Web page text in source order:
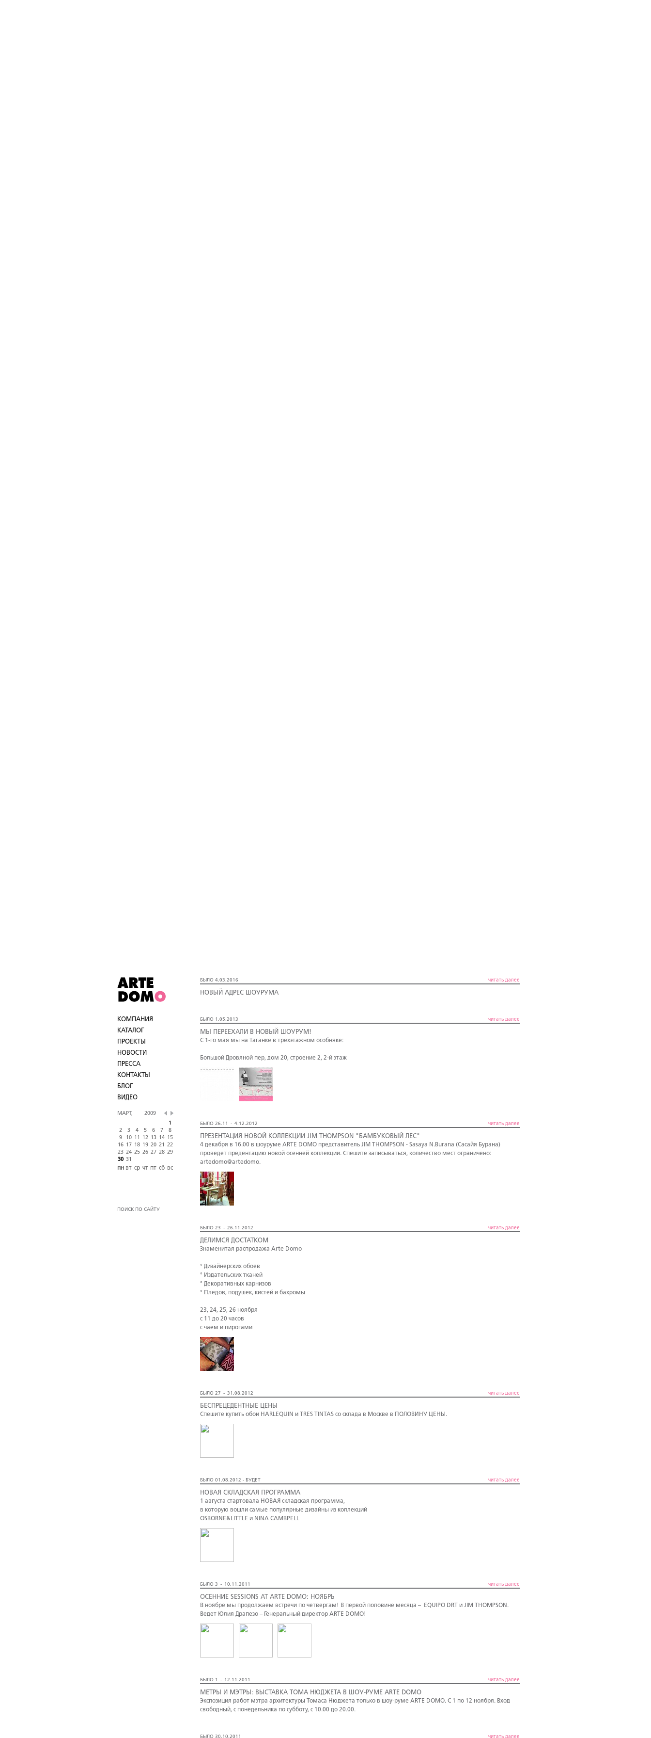
КОМПАНИЯ
КАТАЛОГ
ПРОЕКТЫ
НОВОСТИ
ПРЕССА
КОНТАКТЫ
БЛОГ
ВИДЕО
МАРТ,
2009
1
2
3 4 5 6 7
8
9
10 11 12 13 14
15
16 17 18 19 20 21
22
23 24 25 26 27 28 29
30 31
пн вт ср чт пт сб вс
ПОИСК ПО САЙТУ
БЫЛО 4.03.2016 читать далее
НОВЫЙ АДРЕС ШОУРУМА
БЫЛО 1.05.2013 читать далее
МЫ ПЕРЕЕХАЛИ В НОВЫЙ ШОУРУМ!
С 1-го мая мы на Таганке в трехэтажном особняке:
Большой Дровяной пер, дом 20, строение 2, 2-й этаж
БЫЛО 26.11 - 4.12.2012 читать далее
ПРЕЗЕНТАЦИЯ НОВОЙ КОЛЛЕКЦИИ JIM THOMPSON "БАМБУКОВЫЙ ЛЕС"
4 декабря в 16.00 в шоуруме ARTE DOMO представитель JIM THOMPSON - Sasaya N.Burana (Сасайя Бурана)
проведет предентацию новой осенней коллекции. Спешите записываться, количество мест ограничено:
artedomo@artedomo.
БЫЛО 23 - 26.11.2012 читать далее
ДЕЛИМСЯ ДОСТАТКОМ
Знаменитая распродажа Arte Domo
° Дизайнерских обоев
° Издательских тканей
° Декоративных карнизов
° Пледов, подушек, кистей и бахромы
23, 24, 25, 26 ноября
с 11 до 20 часов
с чаем и пирогами
БЫЛО 27 - 31.08.2012 читать далее
БЕСПРЕЦЕДЕНТНЫЕ ЦЕНЫ
Спешите купить обои HARLEQUIN и TRES TINTAS со склада в Москве в ПОЛОВИНУ ЦЕНЫ.
БЫЛО 01.08.2012 - БУДЕТ читать далее
НОВАЯ СКЛАДСКАЯ ПРОГРАММА
1 августа стартовала НОВАЯ складская программа,
в которую вошли самые популярные дизайны из коллекций
OSBORNE&LITTLE и NINA CAMBPELL
БЫЛО 3 - 10.11.2011 читать далее
ОСЕННИЕ SESSIONS AT ARTE DOMO: НОЯБРЬ
В ноябре мы продолжаем встречи по четвергам! В первой половине месяца – EQUIPO DRT и JIM THOMPSON.
Ведет Юлия Драпезо – Генеральный директор ARTE DOMO!
БЫЛО 1 - 12.11.2011 читать далее
МЕТРЫ И МЭТРЫ: ВЫСТАВКА ТОМА НЮДЖЕТА В ШОУ-РУМЕ ARTE DOMO
Экспозиция работ мэтра архитектуры Томаса Нюджета только в шоу-руме ARTE DOMO. С 1 по 12 ноября. Вход
свободный, с понедельника по субботу, с 10.00 до 20.00.
БЫЛО 30.10.2011 читать далее